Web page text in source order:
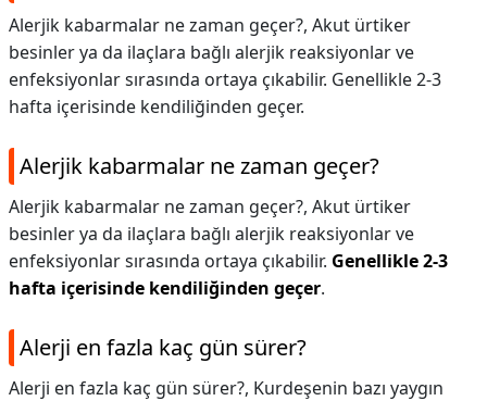
Alerjik kabarmalar ne zaman geçer?, Akut ürtiker
besinler ya da ilaçlara bağlı alerjik reaksiyonlar ve
enfeksiyonlar sırasında ortaya çıkabilir. Genellikle 2-3
hafta içerisinde kendiliğinden geçer.
Alerjik kabarmalar ne zaman geçer?
Alerjik kabarmalar ne zaman geçer?, Akut ürtiker
besinler ya da ilaçlara bağlı alerjik reaksiyonlar ve
enfeksiyonlar sırasında ortaya çıkabilir. Genellikle 2-3
hafta içerisinde kendiliğinden geçer.
Alerji en fazla kaç gün sürer?
Alerji en fazla kaç gün sürer?, Kurdeşenin bazı yaygın